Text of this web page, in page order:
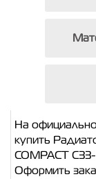
На
купить
COMPACT
Оформить